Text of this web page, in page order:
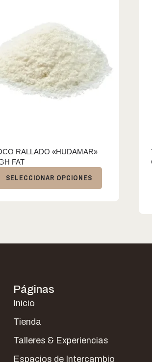
RALLADO «HUDAMAR»
FAT
SELECCIONAR OPCIONES
Páginas
Inicio
Tienda
Talleres & Experiencias
Espacios de Intercambio